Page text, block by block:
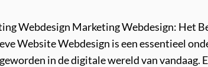
Webdesign Marketing Webdesign: Het
Website Webdesign is een essentieel
in de digitale wereld van vandaag.